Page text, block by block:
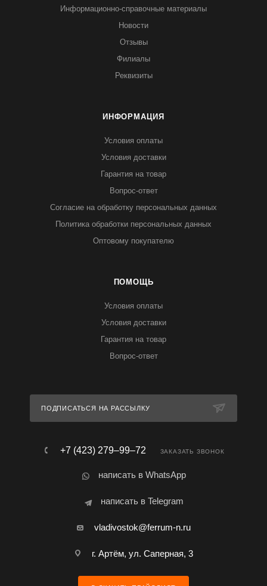
Информационно-справочные материалы
Новости
Отзывы
Филиалы
Реквизиты
ИНФОРМАЦИЯ
Условия оплаты
Условия доставки
Гарантия на товар
Вопрос-ответ
Согласие на обработку персональных данных
Политика обработки персональных данных
Оптовому покупателю
ПОМОЩЬ
Условия оплаты
Условия доставки
Гарантия на товар
Вопрос-ответ
ПОДПИСАТЬСЯ НА РАССЫЛКУ
+7 (423) 279‒99‒72 ЗАКАЗАТЬ ЗВОНОК
написать в WhatsApp
написать в Telegram
vladivostok@ferrum-n.ru
г. Артём, ул. Саперная, 3